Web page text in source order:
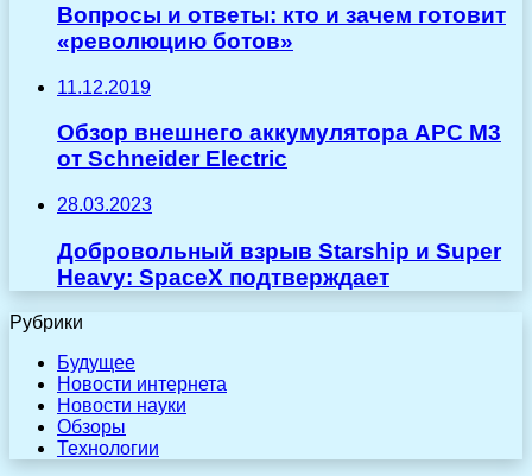
Вопросы и ответы: кто и зачем готовит
«революцию ботов»
11.12.2019
Обзор внешнего аккумулятора APC M3
от Schneider Electric
28.03.2023
Добровольный взрыв Starship и Super
Heavy: SpaceX подтверждает
Рубрики
Будущее
Новости интернета
Новости науки
Обзоры
Технологии